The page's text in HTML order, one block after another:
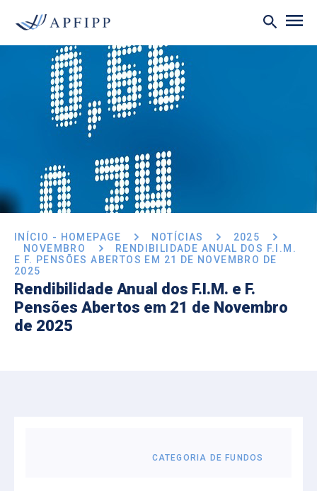
INÍCIO - HOMEPAGE NOTÍCIAS
2025
NOVEMBRO
RENDIBILIDADE ANUAL DOS F.I.M.
E F. PENSÕES ABERTOS EM 21 DE NOVEMBRO DE
2025
Rendibilidade Anual dos F.I.M. e F.
Pensões Abertos em 21 de Novembro
de 2025
CATEGORIA DE FUNDOS